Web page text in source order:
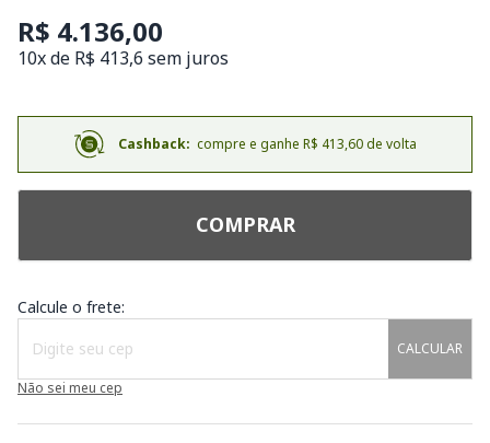
R$ 4.136,00
10x de R$ 413,6 sem juros
Cashback: compre e ganhe R$ 413,60 de volta
COMPRAR
Calcule o frete:
CALCULAR
Não sei meu cep